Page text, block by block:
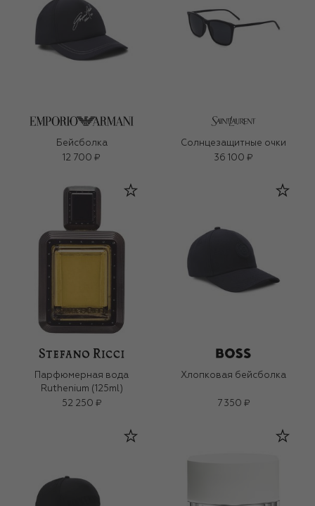
Бейсболка
12 700 ₽
Солнцезащитные очки
36 100 ₽
Парфюмерная вода
Ruthenium (125ml)
52 250 ₽
Хлопковая бейсболка
7 350 ₽